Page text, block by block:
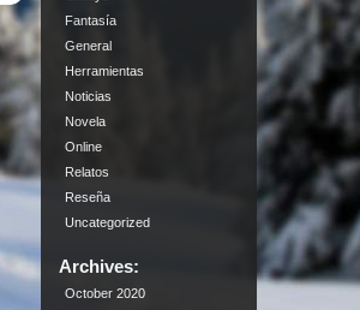
Fantasía
General
Herramientas
Noticias
Novela
Online
Relatos
Reseña
Uncategorized
Archives:
October 2020